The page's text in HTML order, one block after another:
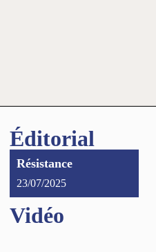
Éditorial
Résistance
23/07/2025
Vidéo